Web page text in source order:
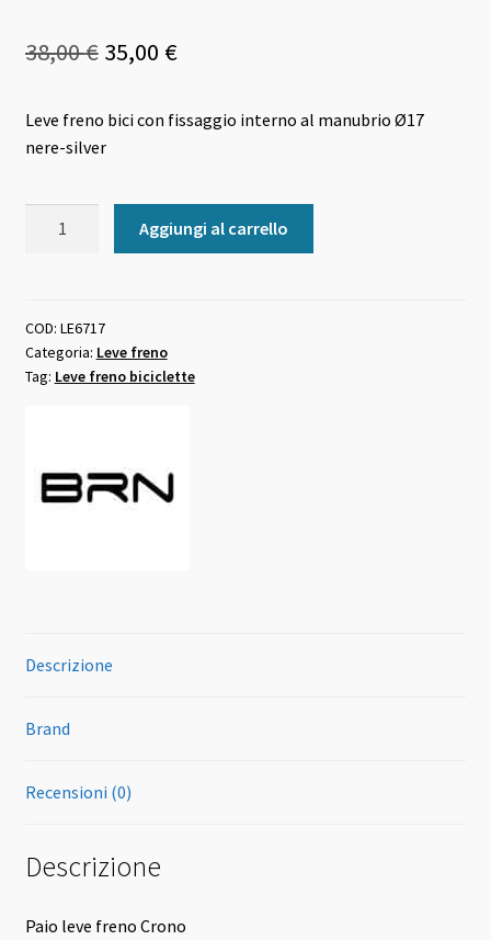
38,00€ Il
originale
38,00 €.
35,00 €Il
attuale
35,00 €.
Leve freno bici con fissaggio interno al manubrio Ø17
nere-silver
fissaggio
interno
al
silver
Aggiungi al carrello
COD: LE6717
Categoria: Leve freno
Tag: Leve freno biciclette
Descrizione
Brand
Recensioni (0)
Descrizione
Paio leve freno Crono